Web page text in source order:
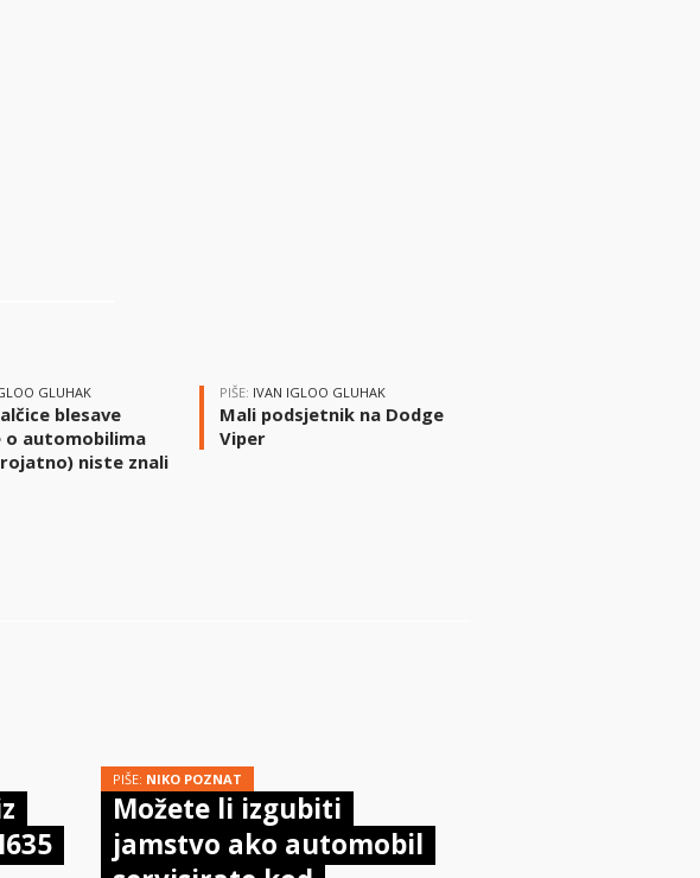
GLUHAK
blesave
o automobilima
niste znali
PIŠE: IVAN IGLOO GLUHAK
Mali podsjetnik na Dodge
Viper
PIŠE: NIKO POZNAT
Možete li izgubiti
jamstvo ako automobil